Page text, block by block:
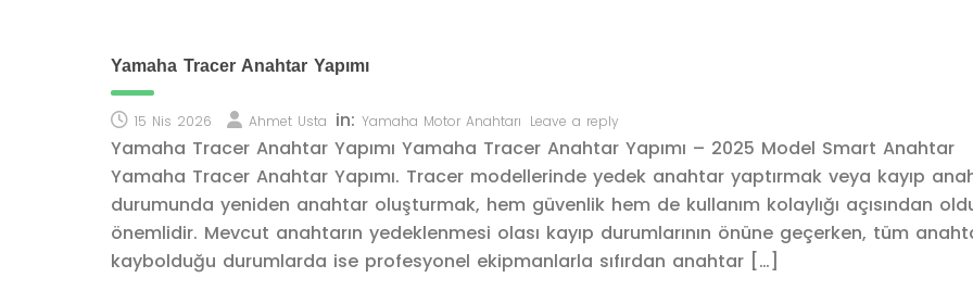
Yamaha Tracer Anahtar Yapımı
15 Nis 2026 Ahmet Usta in: Yamaha Motor Anahtarı Leave a reply
Yamaha Tracer Anahtar Yapımı Yamaha Tracer Anahtar Yapımı – 2025 Model Smart Anahtar
Yamaha Tracer Anahtar Yapımı. Tracer modellerinde yedek anahtar yaptırmak veya kayıp
durumunda yeniden anahtar oluşturmak, hem güvenlik hem de kullanım kolaylığı açısından
önemlidir. Mevcut anahtarın yedeklenmesi olası kayıp durumlarının önüne geçerken, tüm
kaybolduğu durumlarda ise profesyonel ekipmanlarla sıfırdan anahtar […]